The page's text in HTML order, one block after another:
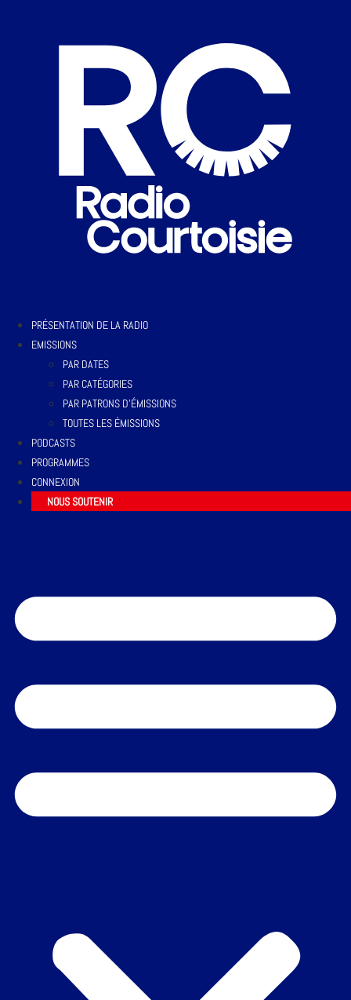
PRÉSENTATION DE LA RADIO
EMISSIONS
PAR DATES
PAR CATÉGORIES
PAR PATRONS D’ÉMISSIONS
TOUTES LES ÉMISSIONS
PODCASTS
PROGRAMMES
CONNEXION
NOUS SOUTENIR